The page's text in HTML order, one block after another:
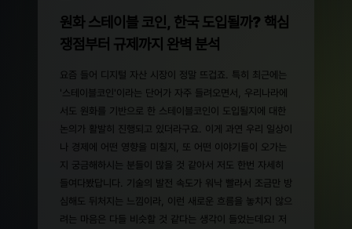
원화 스테이블 코인, 한국 도입될까? 핵심
쟁점부터 규제까지 완벽 분석
요즘 들어 디지털 자산 시장이 정말 뜨겁죠. 특히 최근에는
'스테이블코인'이라는 단어가 자주 들려오면서, 우리나라에
서도 원화를 기반으로 한 스테이블코인이 도입될지에 대한
논의가 활발히 진행되고 있더라구요. 이게 과연 우리 일상이
나 경제에 어떤 영향을 미칠지, 또 어떤 이야기들이 오가는
지 궁금해하시는 분들이 많을 것 같아서 저도 한번 자세히
들여다봤답니다. 기술의 발전 속도가 워낙 빨라서 조금만 방
심해도 뒤처지는 느낌이라, 이런 새로운 흐름을 놓치지 않으
려는 마음은 다들 비슷할 것 같다는 생각이 들었는데요! 저